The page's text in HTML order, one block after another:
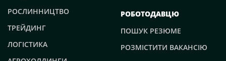
РОСЛИННИЦТВО
ТРЕЙДИНГ
ЛОГІСТИКА
РОБОТОДАВЦЮ
ПОШУК РЕЗЮМЕ
РОЗМІСТИТИ ВАКАНСІЮ